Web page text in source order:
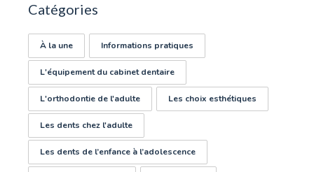
Catégories
À la une Informations pratiques
L'équipement du cabinet dentaire
L'orthodontie de l'adulte Les choix esthétiques
Les dents chez l'adulte
Les dents de l’enfance à l’adolescence